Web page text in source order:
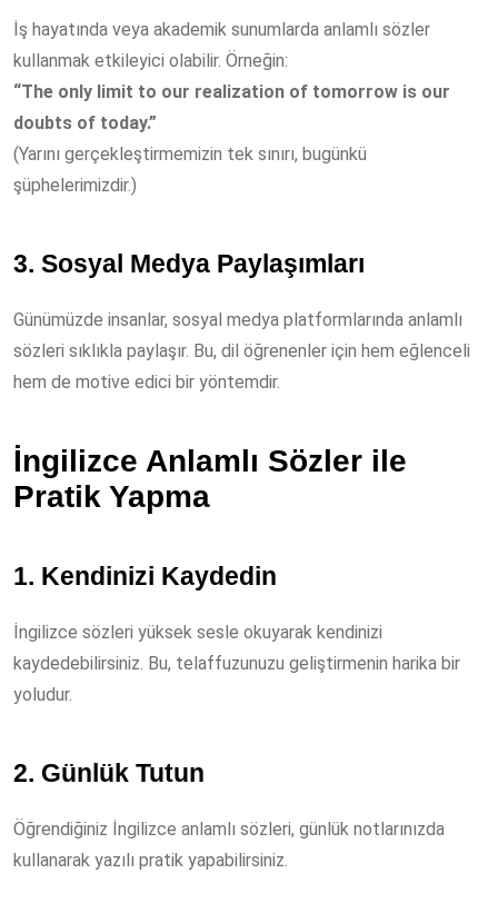
İş hayatında veya akademik sunumlarda anlamlı sözler
kullanmak etkileyici olabilir. Örneğin:
“The only limit to our realization of tomorrow is our
doubts of today.”
(Yarını gerçekleştirmemizin tek sınırı, bugünkü
şüphelerimizdir.)
3. Sosyal Medya Paylaşımları
Günümüzde insanlar, sosyal medya platformlarında anlamlı
sözleri sıklıkla paylaşır. Bu, dil öğrenenler için hem eğlenceli
hem de motive edici bir yöntemdir.
İngilizce Anlamlı Sözler ile
Pratik Yapma
1. Kendinizi Kaydedin
İngilizce sözleri yüksek sesle okuyarak kendinizi
kaydedebilirsiniz. Bu, telaffuzunuzu geliştirmenin harika bir
yoludur.
2. Günlük Tutun
Öğrendiğiniz İngilizce anlamlı sözleri, günlük notlarınızda
kullanarak yazılı pratik yapabilirsiniz.